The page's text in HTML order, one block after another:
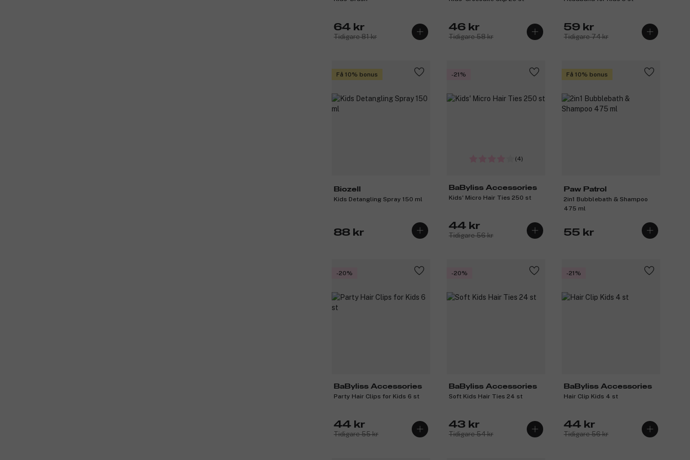
64 kr
Tidigare 81 kr
46 kr
Tidigare 58 kr
59 kr
Tidigare 74 kr
Få 10% bonus
Biozell
Kids Detangling Spray 150 ml
88 kr
-21%
(4)
BaByliss Accessories
Kids' Micro Hair Ties 250 st
44 kr
Tidigare 56 kr
Få 10% bonus
Paw Patrol
2in1 Bubblebath & Shampoo
475 ml
55 kr
-20%
BaByliss Accessories
Party Hair Clips for Kids 6 st
44 kr
Tidigare 55 kr
-20%
BaByliss Accessories
Soft Kids Hair Ties 24 st
43 kr
Tidigare 54 kr
-21%
BaByliss Accessories
Hair Clip Kids 4 st
44 kr
Tidigare 56 kr